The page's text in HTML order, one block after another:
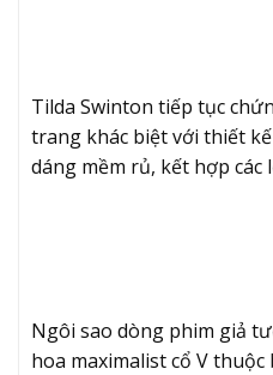
Tilda Swinton tiếp tục
trang khác biệt với thiết
dáng mềm rủ, kết hợp các
Ngôi sao dòng phim giả
hoa maximalist cổ V